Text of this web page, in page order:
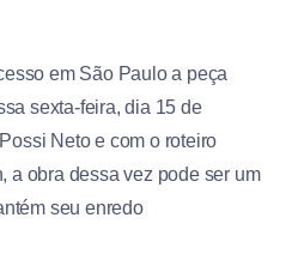
em São Paulo a peça
sexta-feira, dia 15 de
Neto e com o roteiro
a obra dessa vez pode ser um
seu enredo